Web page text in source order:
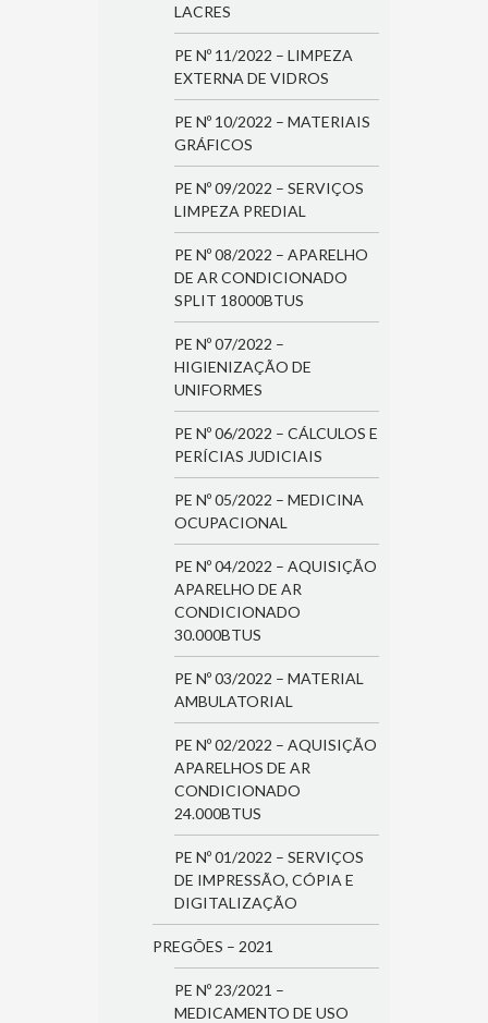
LACRES
PE Nº 11/2022 – LIMPEZA
EXTERNA DE VIDROS
PE Nº 10/2022 – MATERIAIS
GRÁFICOS
PE Nº 09/2022 – SERVIÇOS
LIMPEZA PREDIAL
PE Nº 08/2022 – APARELHO
DE AR CONDICIONADO
SPLIT 18000BTUS
PE Nº 07/2022 –
HIGIENIZAÇÃO DE
UNIFORMES
PE Nº 06/2022 – CÁLCULOS E
PERÍCIAS JUDICIAIS
PE Nº 05/2022 – MEDICINA
OCUPACIONAL
PE Nº 04/2022 – AQUISIÇÃO
APARELHO DE AR
CONDICIONADO
30.000BTUS
PE Nº 03/2022 – MATERIAL
AMBULATORIAL
PE Nº 02/2022 – AQUISIÇÃO
APARELHOS DE AR
CONDICIONADO
24.000BTUS
PE Nº 01/2022 – SERVIÇOS
DE IMPRESSÃO, CÓPIA E
DIGITALIZAÇÃO
PREGÕES – 2021
PE Nº 23/2021 –
MEDICAMENTO DE USO